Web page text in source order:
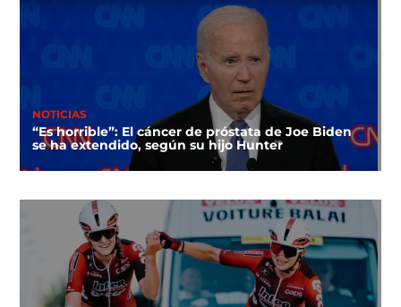
NOTICIAS
“Es horrible”: El cáncer de próstata de Joe Biden
se ha extendido, según su hijo Hunter